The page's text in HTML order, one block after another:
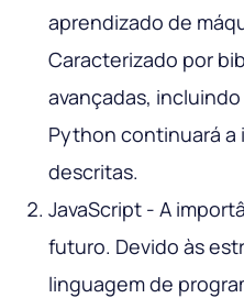
aprendizado de
Caracterizado por
avançadas,
Python continuará a
descritas.
JavaScript - A
futuro. Devido às
linguagem de